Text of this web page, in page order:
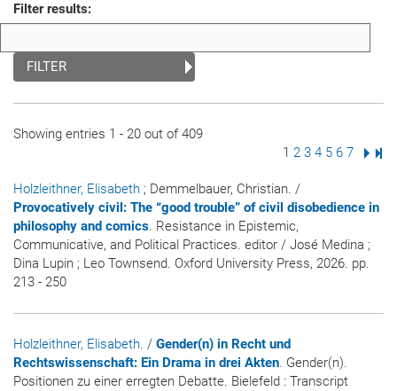
Filter results:
FILTER
Showing entries 1 - 20 out of 409
Page
1 Page
2 Page
3 Page
4 Page
5 Page
6 Page
7 Next
Holzleithner, Elisabeth ; Demmelbauer, Christian. /
Provocatively civil: The “good trouble” of civil disobedience in
philosophy and comics. Resistance in Epistemic,
Communicative, and Political Practices. editor / José Medina ;
Dina Lupin ; Leo Townsend. Oxford University Press, 2026. pp.
213 - 250
Holzleithner, Elisabeth. / Gender(n) in Recht und
Rechtswissenschaft: Ein Drama in drei Akten. Gender(n).
Positionen zu einer erregten Debatte. Bielefeld : Transcript